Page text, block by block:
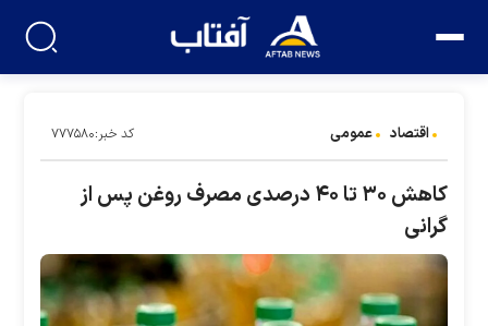
اقتصاد عمومی کد خبر:۷۷۷۵۸۰
کاهش ۳۰ تا ۴۰ درصدی مصرف روغن پس از
گرانی